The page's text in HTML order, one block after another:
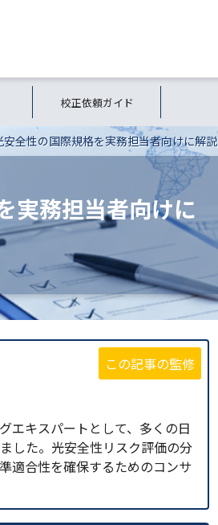
校正依頼ガイド
安全性の国際規格を実務担当者向けに解説
実務担当者向けに
この記事の監修
エキスパートとして、多くの日
した。光安全性リスク評価の分
適合性を確保するためのコンサ